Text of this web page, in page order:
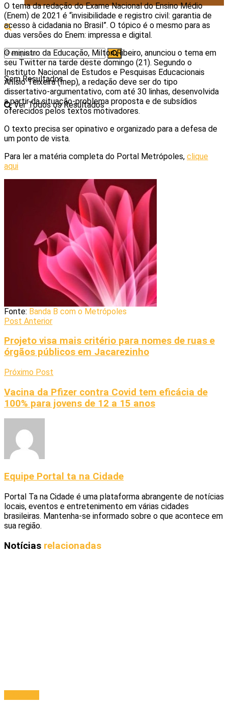
Sem Resultados
Ver Todos os Resultados
O tema da redação do Exame Nacional do Ensino Médio
(Enem) de 2021 é “invisibilidade e registro civil: garantia de
acesso à cidadania no Brasil”. O tópico é o mesmo para as
duas versões do Enem: impressa e digital.
O ministro da Educação, Milton Ribeiro, anunciou o tema em
seu Twitter na tarde deste domingo (21). Segundo o
Instituto Nacional de Estudos e Pesquisas Educacionais
Anísio Teixeira (Inep), a redação deve ser do tipo
dissertativo-argumentativo, com até 30 linhas, desenvolvida
a partir da situação-problema proposta e de subsídios
oferecidos pelos textos motivadores.
O texto precisa ser opinativo e organizado para a defesa de
um ponto de vista.
Para ler a matéria completa do Portal Metrópoles, clique
aqui
Fonte: Banda B com o Metrópoles
Post Anterior
Projeto visa mais critério para nomes de ruas e
órgãos públicos em Jacarezinho
Próximo Post
Vacina da Pfizer contra Covid tem eficácia de
100% para jovens de 12 a 15 anos
Equipe Portal ta na Cidade
Portal Ta na Cidade é uma plataforma abrangente de notícias
locais, eventos e entretenimento em várias cidades
brasileiras. Mantenha-se informado sobre o que acontece em
sua região.
Notícias relacionadas